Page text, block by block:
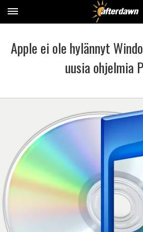
Apple ei ole hylännyt
uusia ohjelmia